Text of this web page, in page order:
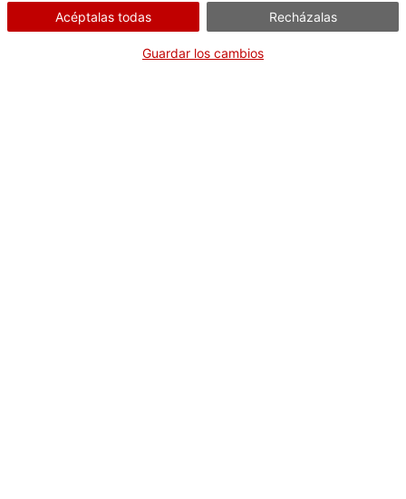
Contacto
vinculadas al trámite. Selecciona la que se
corresponda con tu caso y podrás acceder a
toda la información y condiciones de
Acéptalas todas Recházalas
Guardar los cambios